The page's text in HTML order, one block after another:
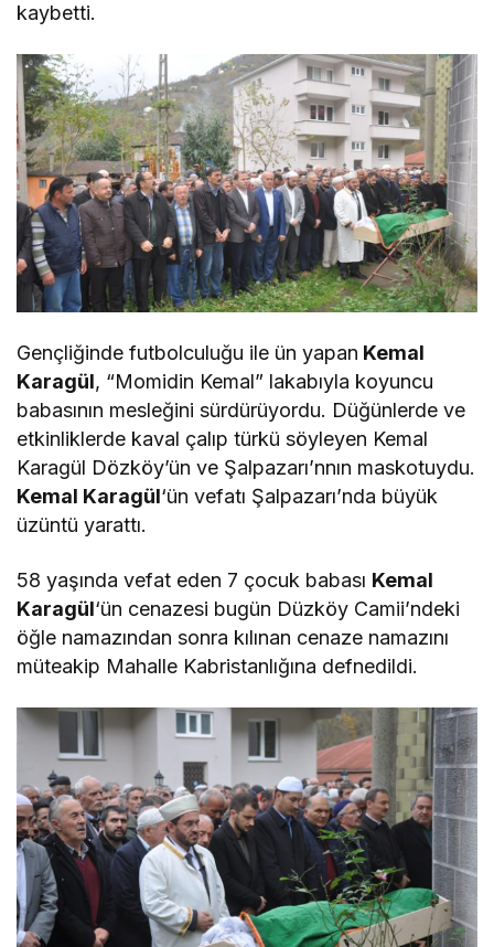
kaybetti.
Gençliğinde futbolculuğu ile ün yapan Kemal
Karagül, “Momidin Kemal” lakabıyla koyuncu
babasının mesleğini sürdürüyordu. Düğünlerde ve
etkinliklerde kaval çalıp türkü söyleyen Kemal
Karagül Dözköy’ün ve Şalpazarı’nnın maskotuydu.
Kemal Karagül‘ün vefatı Şalpazarı’nda büyük
üzüntü yarattı.
58 yaşında vefat eden 7 çocuk babası Kemal
Karagül‘ün cenazesi bugün Düzköy Camii’ndeki
öğle namazından sonra kılınan cenaze namazını
müteakip Mahalle Kabristanlığına defnedildi.